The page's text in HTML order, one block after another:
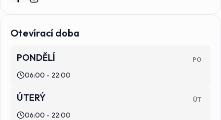
Otevírací doba
PONDĚLÍ PO
06:00 - 22:00
ÚTERÝ ÚT
06:00 - 22:00